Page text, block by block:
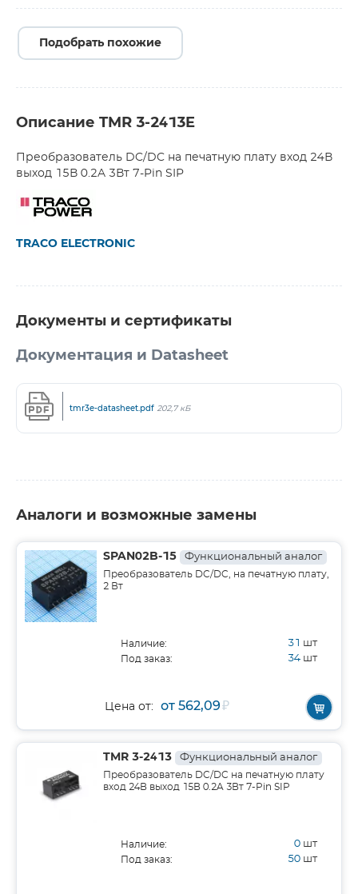
Подобрать похожие
Описание TMR 3-2413E
Преобразователь DC/DC на печатную плату вход 24В
выход 15В 0.2A 3Вт 7-Pin SIP
TRACO ELECTRONIC
Документы и сертификаты
Документация и Datasheet
tmr3e-datasheet.pdf 202,7 кБ
Аналоги и возможные замены
SPAN02B-15 Функциональный аналог
Преобразователь DC/DC, на печатную плату,
2 Вт
Наличие: 31 шт
Под заказ: 34 шт
Цена от: от 562,09₽
TMR 3-2413 Функциональный аналог
Преобразователь DC/DC на печатную плату
вход 24В выход 15В 0.2A 3Вт 7-Pin SIP
Наличие: 0 шт
Под заказ: 50 шт